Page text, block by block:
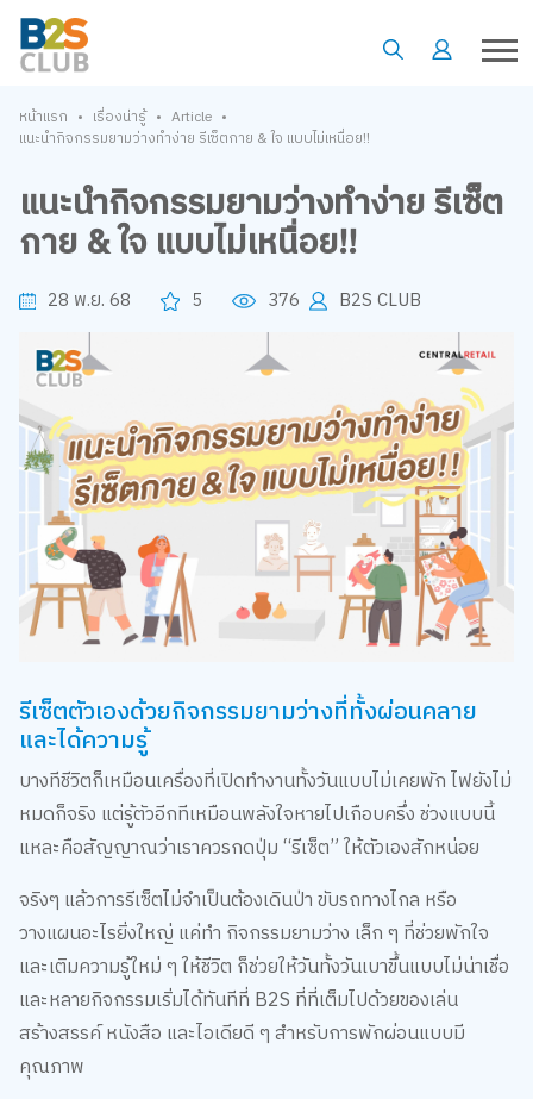
หน้าแรก • เรื่องน่ารู้ • Article •
แนะนำกิจกรรมยามว่างทำง่าย รีเซ็ตกาย & ใจ แบบไม่เหนื่อย!!
แนะนำกิจกรรมยามว่างทำง่าย รีเซ็ต
กาย & ใจ แบบไม่เหนื่อย!!
28 พ.ย. 68 5 376 B2S CLUB
รีเซ็ตตัวเองด้วยกิจกรรมยามว่างที่ทั้งผ่อนคลาย
และได้ความรู้
บางทีชีวิตก็เหมือนเครื่องที่เปิดทำงานทั้งวันแบบไม่เคยพัก ไฟยังไม่
หมดก็จริง แต่รู้ตัวอีกทีเหมือนพลังใจหายไปเกือบครึ่ง ช่วงแบบนี้
แหละคือสัญญาณว่าเราควรกดปุ่ม “รีเซ็ต” ให้ตัวเองสักหน่อย
จริงๆ แล้วการรีเซ็ตไม่จำเป็นต้องเดินป่า ขับรถทางไกล หรือ
วางแผนอะไรยิ่งใหญ่ แค่ทำ กิจกรรมยามว่าง เล็ก ๆ ที่ช่วยพักใจ
และเติมความรู้ใหม่ ๆ ให้ชีวิต ก็ช่วยให้วันทั้งวันเบาขึ้นแบบไม่น่าเชื่อ
และหลายกิจกรรมเริ่มได้ทันทีที่ B2S ที่ที่เต็มไปด้วยของเล่น
สร้างสรรค์ หนังสือ และไอเดียดี ๆ สำหรับการพักผ่อนแบบมี
คุณภาพ